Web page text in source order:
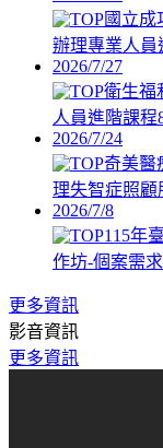
國立
辦理專業人員
2026/7/27
衛生福
人員進階課程
2026/7/24
奇美醫
理失智症照顧
2026/7/8
115年
作坊-個案需
更多資訊
影音資訊
更多資訊